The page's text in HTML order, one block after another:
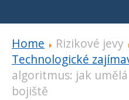
Home Rizikové jevy
Technologické
algoritmus: jak
bojiště